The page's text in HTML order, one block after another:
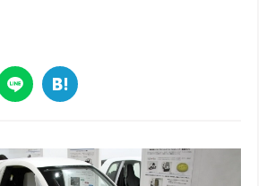
Suzuki Jimny
スズキ｜Suzuki
マツダ ロードスター｜Mazda Roadster